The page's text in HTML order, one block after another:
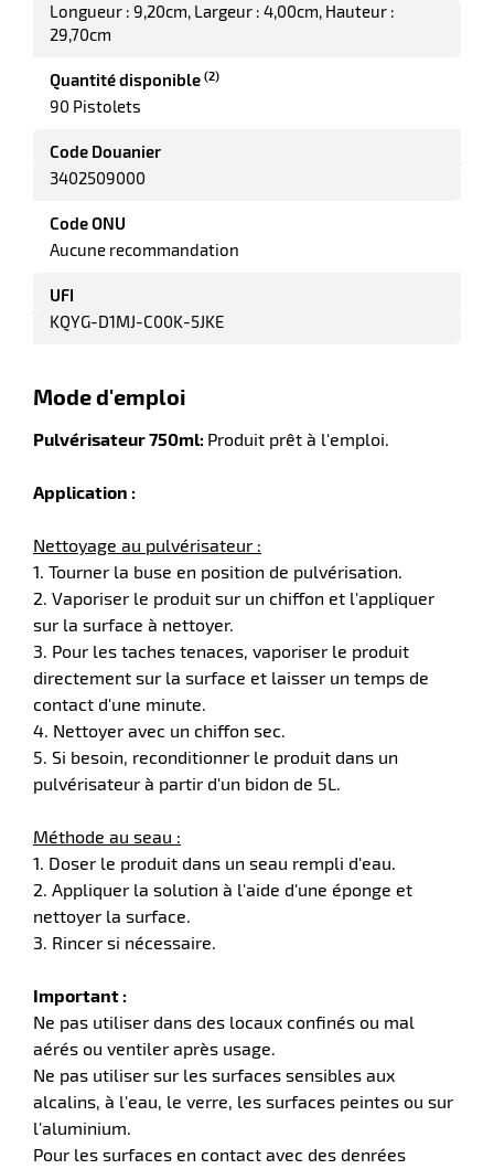
Longueur : 9,20cm Largeur : 4,00cm Hauteur :
29,70cm
Quantité disponible (2)
90 Pistolets
Code Douanier
3402509000
Code ONU
Aucune recommandation
UFI
KQYG-D1MJ-C00K-5JKE
Mode d'emploi
Pulvérisateur 750ml: Produit prêt à l'emploi.
Application :
Nettoyage au pulvérisateur :
1. Tourner la buse en position de pulvérisation.
2. Vaporiser le produit sur un chiffon et l'appliquer
sur la surface à nettoyer.
3. Pour les taches tenaces, vaporiser le produit
directement sur la surface et laisser un temps de
contact d'une minute.
4. Nettoyer avec un chiffon sec.
5. Si besoin, reconditionner le produit dans un
pulvérisateur à partir d'un bidon de 5L.
Méthode au seau :
1. Doser le produit dans un seau rempli d'eau.
2. Appliquer la solution à l'aide d'une éponge et
nettoyer la surface.
3. Rincer si nécessaire.
Important :
Ne pas utiliser dans des locaux confinés ou mal
aérés ou ventiler après usage.
Ne pas utiliser sur les surfaces sensibles aux
alcalins, à l'eau, le verre, les surfaces peintes ou sur
l'aluminium.
Pour les surfaces en contact avec des denrées